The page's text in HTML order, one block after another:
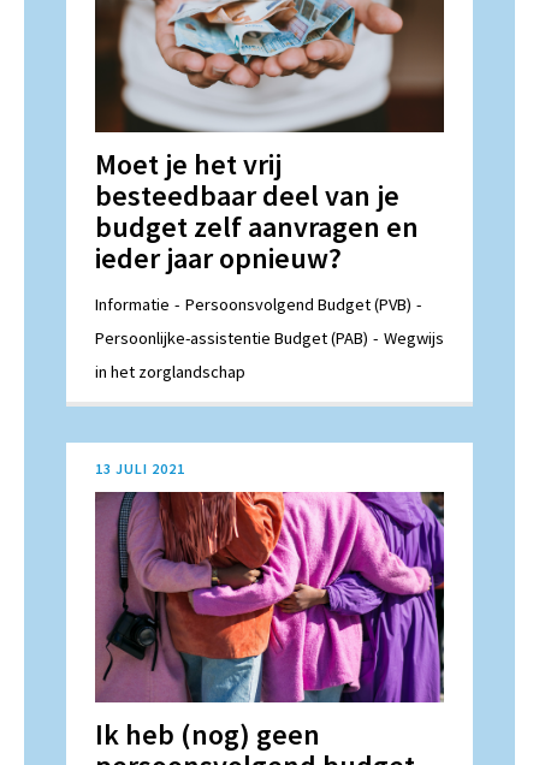
Moet je het vrij
besteedbaar deel van je
budget zelf aanvragen en
ieder jaar opnieuw?
Informatie
Persoonsvolgend Budget (PVB)
Persoonlijke-assistentie Budget (PAB)
Wegwijs
in het zorglandschap
13 JULI 2021
Ik heb (nog) geen